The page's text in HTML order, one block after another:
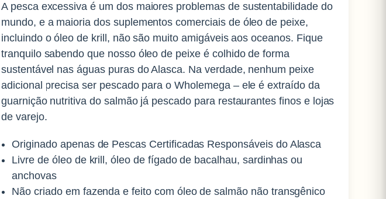
A pesca excessiva é um dos maiores problemas de sustentabilidade do
mundo, e a maioria dos suplementos comerciais de óleo de peixe,
incluindo o óleo de krill, não são muito amigáveis ​​aos oceanos. Fique
tranquilo sabendo que nosso óleo de peixe é colhido de forma
sustentável nas águas puras do Alasca. Na verdade, nenhum peixe
adicional precisa ser pescado para o Wholemega – ele é extraído da
guarnição nutritiva do salmão já pescado para restaurantes finos e lojas
de varejo.
Originado apenas de Pescas Certificadas Responsáveis ​​do Alasca
Livre de óleo de krill, óleo de fígado de bacalhau, sardinhas ou
anchovas
Não criado em fazenda e feito com óleo de salmão não transgênico